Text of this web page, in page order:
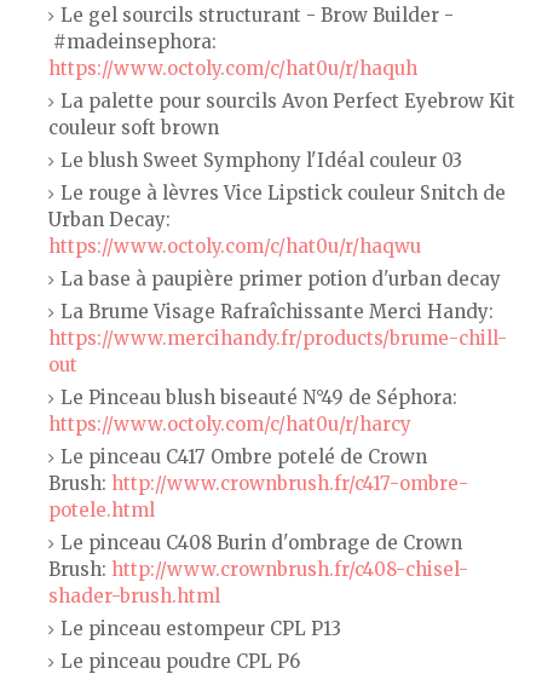
Le gel sourcils structurant - Brow Builder -
#madeinsephora:
https://www.octoly.com/c/hat0u/r/haquh
La palette pour sourcils Avon Perfect Eyebrow Kit
couleur soft brown
Le blush Sweet Symphony l'Idéal couleur 03
Le rouge à lèvres Vice Lipstick couleur Snitch de
Urban Decay:
https://www.octoly.com/c/hat0u/r/haqwu
La base à paupière primer potion d'urban decay
La Brume Visage Rafraîchissante Merci Handy:
https://www.mercihandy.fr/products/brume-chill-
out
Le Pinceau blush biseauté N°49 de Séphora:
https://www.octoly.com/c/hat0u/r/harcy
Le pinceau C417 Ombre potelé de Crown
Brush: http://www.crownbrush.fr/c417-ombre-
potele.html
Le pinceau C408 Burin d'ombrage de Crown
Brush: http://www.crownbrush.fr/c408-chisel-
shader-brush.html
Le pinceau estompeur CPL P13
Le pinceau poudre CPL P6